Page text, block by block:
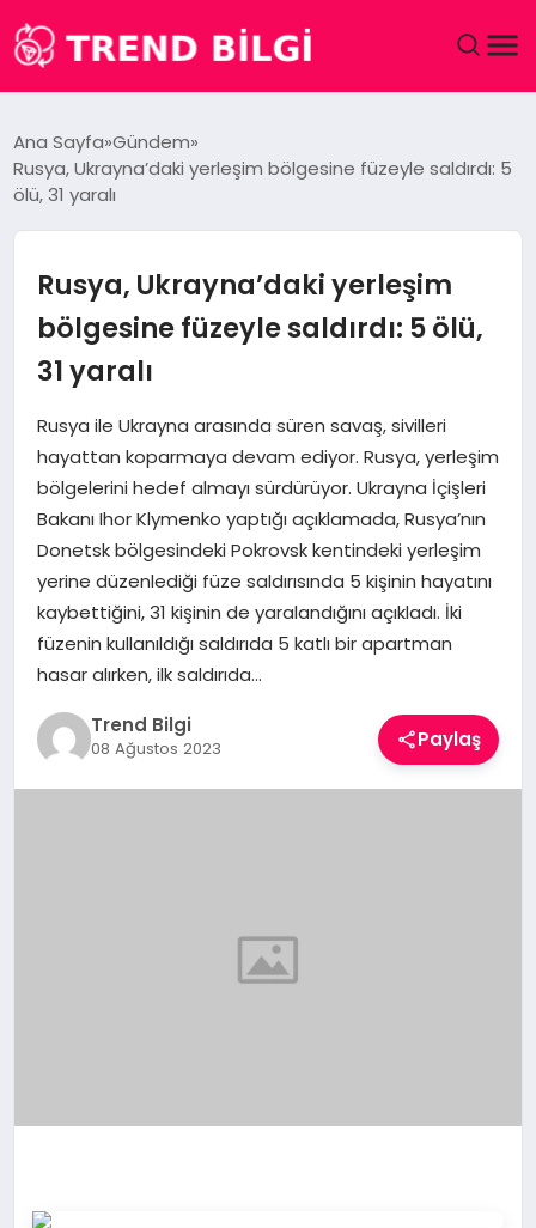
DÜNYA
EKONOMI
MAGAZIN
SAĞLIK
SPOR
TEKNOLOJI
YAŞAM
Ana Sayfa Gündem
Rusya, Ukrayna’daki yerleşim bölgesine füzeyle saldırdı: 5
ölü, 31 yaralı
Rusya, Ukrayna’daki yerleşim
bölgesine füzeyle saldırdı: 5 ölü,
31 yaralı
Rusya ile Ukrayna arasında süren savaş, sivilleri
hayattan koparmaya devam ediyor. Rusya, yerleşim
bölgelerini hedef almayı sürdürüyor. Ukrayna İçişleri
Bakanı Ihor Klymenko yaptığı açıklamada, Rusya’nın
Donetsk bölgesindeki Pokrovsk kentindeki yerleşim
yerine düzenlediği füze saldırısında 5 kişinin hayatını
kaybettiğini, 31 kişinin de yaralandığını açıkladı. İki
füzenin kullanıldığı saldırıda 5 katlı bir apartman
hasar alırken, ilk saldırıda…
Trend Bilgi
08 Ağustos 2023 Paylaş